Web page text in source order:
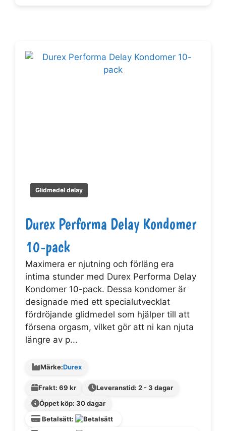
Glidmedel delay
Durex Performa Delay Kondomer
10-pack
Maximera er njutning och förläng era
intima stunder med Durex Performa Delay
Kondomer 10-pack. Dessa kondomer är
designade med ett specialutvecklat
fördröjande glidmedel som hjälper till att
försena orgasm, vilket gör att ni kan njuta
längre av p...
Märke:Durex
Frakt: 69 kr
Leveranstid: 2 - 3 dagar
Öppet köp: 30 dagar
Betalsätt: